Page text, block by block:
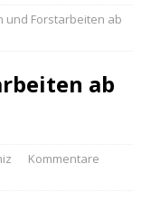
und Forstarbeiten ab
ab
Kommentare